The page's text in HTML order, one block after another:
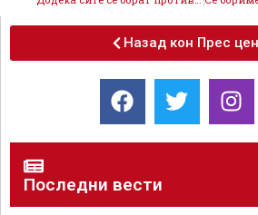
Назад кон Прес
Последни вести